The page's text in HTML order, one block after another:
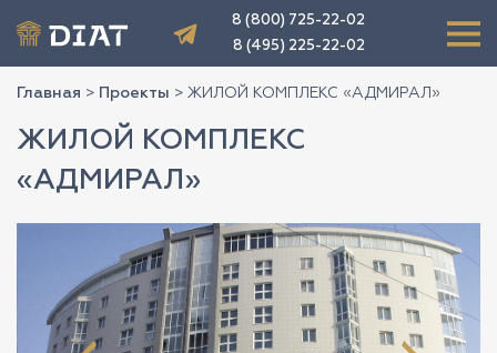
8 (800) 725-22-02
8 (495) 225-22-02
Главная > Проекты > ЖИЛОЙ КОМПЛЕКС «АДМИРАЛ»
ЖИЛОЙ КОМПЛЕКС
«АДМИРАЛ»